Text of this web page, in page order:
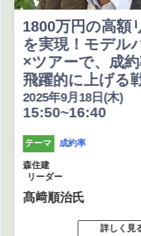
1800万円の高額
を実現！モデル
×ツアーで、成
飛躍的に上げる
2025年9月18日(木)
15:50~16:40
テーマ 成約率
森住建
リーダー
髙﨑順治氏
詳しく見